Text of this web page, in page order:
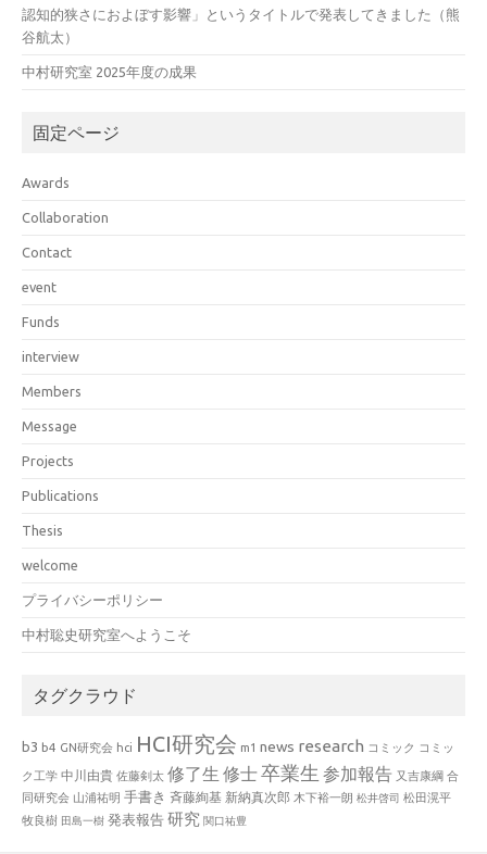
認知的狭さにおよぼす影響」というタイトルで発表してきました（熊
谷航太）
中村研究室 2025年度の成果
固定ページ
Awards
Collaboration
Contact
event
Funds
interview
Members
Message
Projects
Publications
Thesis
welcome
プライバシーポリシー
中村聡史研究室へようこそ
タグクラウド
b3 b4 GN研究会 hci HCI研究会 m1 news research コミック コミッ
ク工学 中川由貴 佐藤剣太 修了生 修士卒業生 参加報告 又吉康綱 合
同研究会 山浦祐明 手書き 斉藤絢基 新納真次郎 木下裕一朗 松井啓司 松田滉平
牧良樹 田島一樹 発表報告 研究 関口祐豊